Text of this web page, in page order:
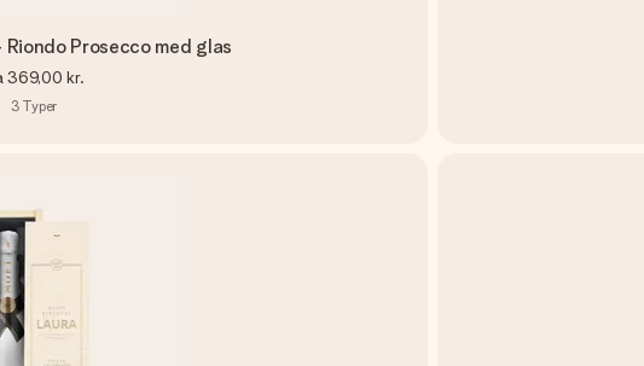
Prosecco med glas
369,00 kr.
3 Typer